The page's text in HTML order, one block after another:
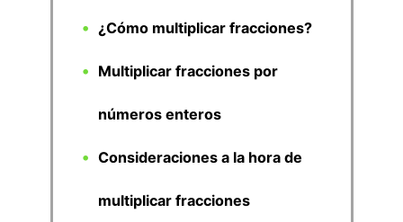
¿Cómo multiplicar fracciones?
Multiplicar fracciones por
números enteros
Consideraciones a la hora de
multiplicar fracciones